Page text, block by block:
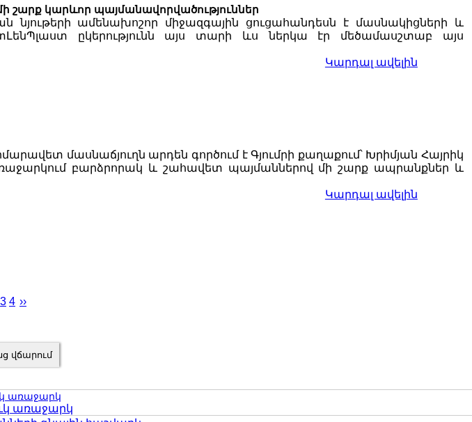
մի շարք կարևոր պայմանավորվածություններ
նյութերի ամենախոշոր միջազգային ցուցահանդեսն է մասնակիցների և
ըկերությունն այս տարի ևս ներկա էր մեծամասշտաբ այս
Կարդալ ավելին
մասնաճյուղն արդեն գործում է Գյումրի քաղաքում՝ Խրիմյան Հայրիկ
բարձրորակ և շահավետ պայմաններով մի շարք ապրանքներ և
Կարդալ ավելին
3 4 ››
առաջարկ